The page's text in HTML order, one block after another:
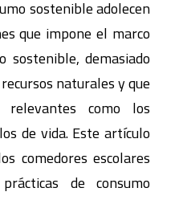
sostenible adolecen
que impone el marco
sostenible, demasiado
naturales y que
relevantes como los
de vida. Este artículo
comedores escolares
de consumo